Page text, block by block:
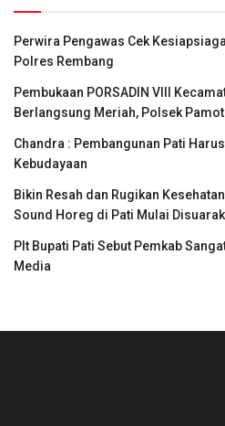
Perwira Pengawas Cek
Polres Rembang
Pembukaan PORSADIN VIII
Berlangsung Meriah, Polsek
Chandra : Pembangunan Pati
Kebudayaan
Bikin Resah dan Rugikan
Sound Horeg di Pati Mulai
Plt Bupati Pati Sebut Pemkab
Media